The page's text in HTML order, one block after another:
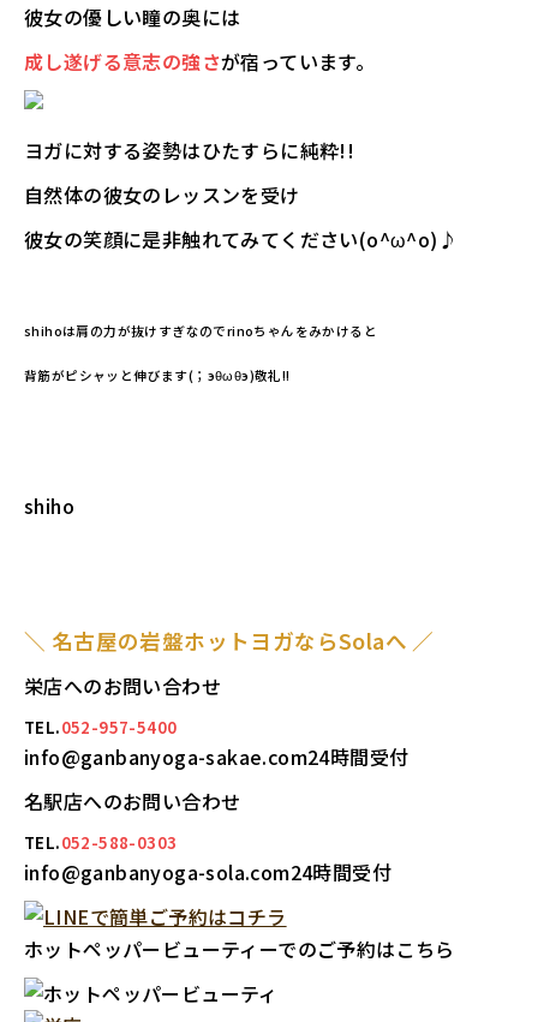
彼女の優しい瞳の奥には
成し遂げる意志の強さが宿っています。
ヨガに対する姿勢はひたすらに純粋!!
自然体の彼女のレッスンを受け
彼女の笑顔に是非触れてみてください(о^ω^о)♪
shihoは肩の力が抜けすぎなのでrinoちゃんをみかけると
背筋がピシャッと伸びます(；эθωθэ)敬礼!!
shiho
＼ 名古屋の岩盤ホットヨガならSolaへ ／
栄店へのお問い合わせ
TEL.052-957-5400
info@ganbanyoga-sakae.com24時間受付
名駅店へのお問い合わせ
TEL.052-588-0303
info@ganbanyoga-sola.com24時間受付
ホットペッパービューティーでのご予約はこちら